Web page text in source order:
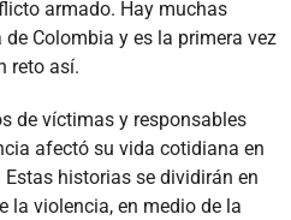
armado. Hay muchas
Colombia y es la primera vez
reto así.
de víctimas y responsables
afectó su vida cotidiana en
historias se dividirán en
la violencia, en medio de la